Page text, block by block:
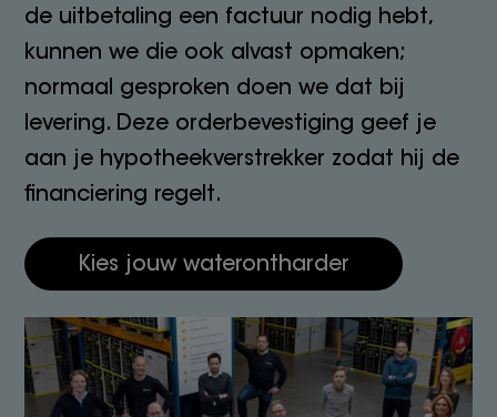
de uitbetaling een factuur nodig hebt,
kunnen we die ook alvast opmaken;
normaal gesproken doen we dat bij
levering. Deze orderbevestiging geef je
aan je hypotheekverstrekker zodat hij de
financiering regelt.
Kies jouw waterontharder